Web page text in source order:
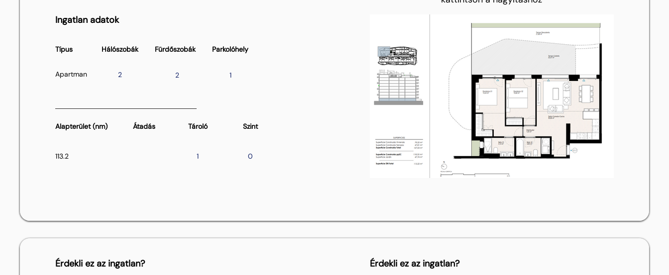
Ingatlan adatok
Típus Hálószobák
Apartman 2
Fürdőszobák
2
Parkolóhely
1
Alapterület (nm) Átadás Tároló
113.2 1
Szint
0
Érdekli ez az ingatlan? Érdekli ez az ingatlan?